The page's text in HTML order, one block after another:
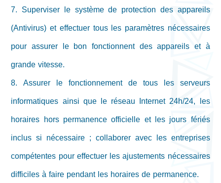
7. Superviser le système de protection des appareils
(Antivirus) et effectuer tous les paramètres nécessaires
pour assurer le bon fonctionnent des appareils et à
grande vitesse.
8. Assurer le fonctionnement de tous les serveurs
informatiques ainsi que le réseau Internet 24h/24, les
horaires hors permanence officielle et les jours fériés
inclus si nécessaire ; collaborer avec les entreprises
compétentes pour effectuer les ajustements nécessaires
difficiles à faire pendant les horaires de permanence.